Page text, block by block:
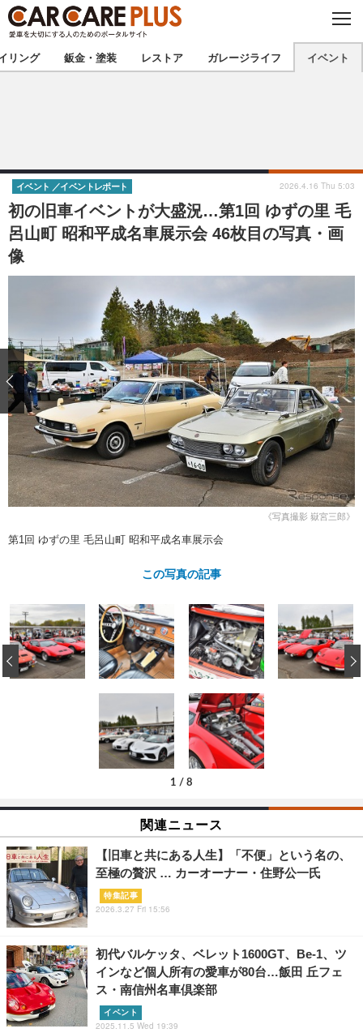
C
O
S
E
★カーケアプラス認定★ 厳選プロショップを地域から探す
甲信越 北陸
東海 関西
注目の記事
ショップレポート 愛車 File
自動車豆知識 ストップ！不具合修理＆粗悪修理
鈑金・塗装
ディテイリング
ディテイリング 洗車
ヘッドライト磨き コーティング
フィルム・ラッピング
鈑金・塗装
小キズ直し 防錆
特集記事
ストップ 不具合修理＆粗悪修理
カーメーカー「旧車」関連プロジェ
クト
ショップ紹介
ショップレポート プロショップ検索
レストア
カーメーカー「旧車」関連プロジ
イベント
リング 鈑金・塗装 レストア ガレージライフ イベント
初の旧車イベントが大盛況…第1回 ゆずの里 毛
呂山町 昭和平成名車展示会 46枚目の写真・画
像
イベント イベントレポート 2026.4.16 Thu 5:03
《写真撮影 嶽宮三郎》
第1回 ゆずの里 毛呂山町 昭和平成名車展示会
この写真の記事
1 / 8
‹
関連ニュース
【旧車と共にある人生】「不便」という名の、
至極の贅沢 … カーオーナー・住野公一氏
特集記事
2026.3.27 Fri 15:56
初代バルケッタ、ベレット1600GT、Be-1、ツ
インなど個人所有の愛車が80台…飯田 丘フェ
ス・南信州名車倶楽部
イベント
2025.11.5 Wed 19:39